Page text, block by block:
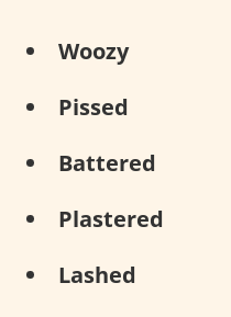
Woozy
Pissed
Battered
Plastered
Lashed